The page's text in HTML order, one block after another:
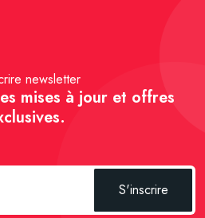
newsletter
mises à jour et offres
S'inscrire